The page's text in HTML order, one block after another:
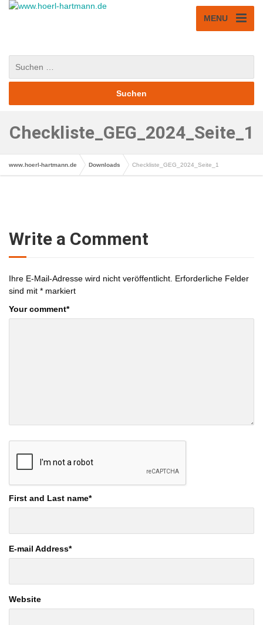
MENU
Checkliste_GEG_2024_Seite_1
www.hoerl-hartmann.de Downloads Checkliste_GEG_2024_Seite_1
Write a Comment
Ihre E-Mail-Adresse wird nicht veröffentlicht. Erforderliche Felder
sind mit * markiert
Your comment*
First and Last name*
E-mail Address*
Website